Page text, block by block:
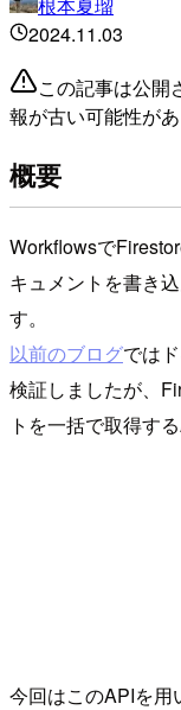
2024.11.03
この記事は公開
報が古い可能性が
概要
Workflowsで
キュメントを書き
す。
以前のブログでは
検証しましたが、
トを一括で取得す
今回はこのAPIを用